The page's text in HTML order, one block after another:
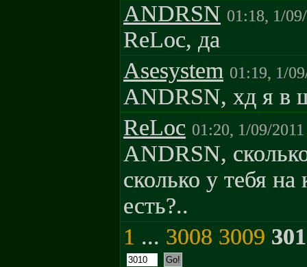
ANDRSN 01:18, 1/
ReLoc, да
Asesystem 01:19, 1/
ANDRSN, хд я в
ReLoc 01:20, 1/09/2011
ANDRSN,
сколько у тебя
есть?..
1 ... 3008 3009